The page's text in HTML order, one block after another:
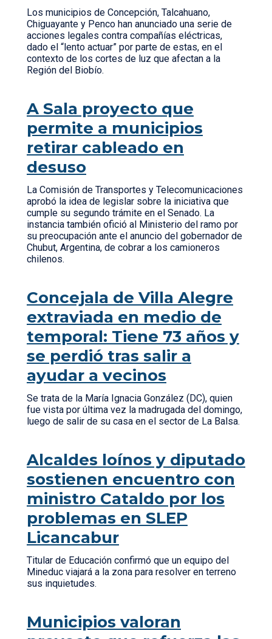
Los municipios de Concepción, Talcahuano,
Chiguayante y Penco han anunciado una serie de
acciones legales contra compañías eléctricas,
dado el “lento actuar” por parte de estas, en el
contexto de los cortes de luz que afectan a la
Región del Biobío.
A Sala proyecto que
permite a municipios
retirar cableado en
desuso
La Comisión de Transportes y Telecomunicaciones
aprobó la idea de legislar sobre la iniciativa que
cumple su segundo trámite en el Senado. La
instancia también ofició al Ministerio del ramo por
su preocupación ante el anuncio del gobernador de
Chubut, Argentina, de cobrar a los camioneros
chilenos.
Concejala de Villa Alegre
extraviada en medio de
temporal: Tiene 73 años y
se perdió tras salir a
ayudar a vecinos
Se trata de la María Ignacia González (DC), quien
fue vista por última vez la madrugada del domingo,
luego de salir de su casa en el sector de La Balsa.
Alcaldes loínos y diputado
sostienen encuentro con
ministro Cataldo por los
problemas en SLEP
Licancabur
Titular de Educación confirmó que un equipo del
Mineduc viajará a la zona para resolver en terreno
sus inquietudes.
Municipios valoran